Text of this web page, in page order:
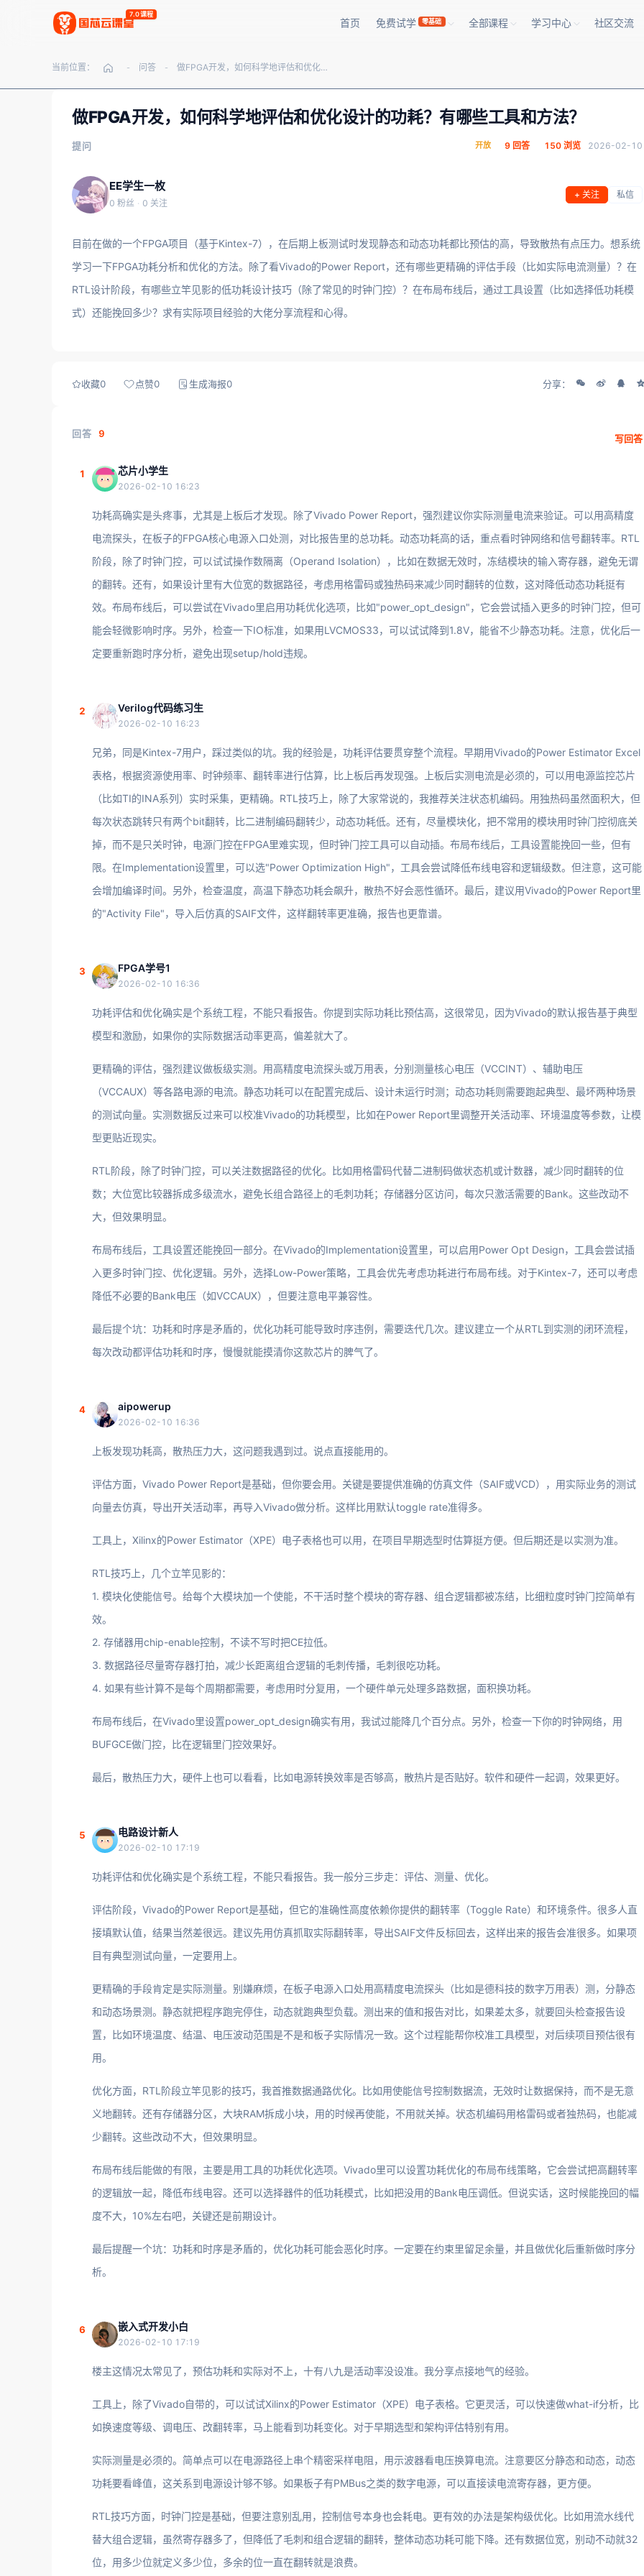
7.0课程
首页 免费试学 零基础 全部课程 学习中心 社区交流
当前位置： - 问答 - 做FPGA开发，如何科学地评估和优化设计的功耗？有哪些工具和方法？
做FPGA开发，如何科学地评估和优化设计的功耗？有哪些工具和方法？
提问 开放 9 回答 150 浏览 2026-02-10
EE学生一枚
0 粉丝 · 0 关注
+ 关注 私信
目前在做的一个FPGA项目（基于Kintex-7），在后期上板测试时发现静态和动态功耗都比预估的高，导致散热有点压力。想系统
学习一下FPGA功耗分析和优化的方法。除了看Vivado的Power Report，还有哪些更精确的评估手段（比如实际电流测量）？在
RTL设计阶段，有哪些立竿见影的低功耗设计技巧（除了常见的时钟门控）？在布局布线后，通过工具设置（比如选择低功耗模
式）还能挽回多少？求有实际项目经验的大佬分享流程和心得。
收藏0 点赞0 生成海报0 分享：
回答 9 写回答
1 芯片小学生
2026-02-10 16:23
功耗高确实是头疼事，尤其是上板后才发现。除了Vivado Power Report，强烈建议你实际测量电流来验证。可以用高精度
电流探头，在板子的FPGA核心电源入口处测，对比报告里的总功耗。动态功耗高的话，重点看时钟网络和信号翻转率。RTL
阶段，除了时钟门控，可以试试操作数隔离（Operand Isolation），比如在数据无效时，冻结模块的输入寄存器，避免无谓
的翻转。还有，如果设计里有大位宽的数据路径，考虑用格雷码或独热码来减少同时翻转的位数，这对降低动态功耗挺有
效。布局布线后，可以尝试在Vivado里启用功耗优化选项，比如"power_opt_design"，它会尝试插入更多的时钟门控，但可
能会轻微影响时序。另外，检查一下IO标准，如果用LVCMOS33，可以试试降到1.8V，能省不少静态功耗。注意，优化后一
定要重新跑时序分析，避免出现setup/hold违规。
2 Verilog代码练习生
2026-02-10 16:23
兄弟，同是Kintex-7用户，踩过类似的坑。我的经验是，功耗评估要贯穿整个流程。早期用Vivado的Power Estimator Excel
表格，根据资源使用率、时钟频率、翻转率进行估算，比上板后再发现强。上板后实测电流是必须的，可以用电源监控芯片
（比如TI的INA系列）实时采集，更精确。RTL技巧上，除了大家常说的，我推荐关注状态机编码。用独热码虽然面积大，但
每次状态跳转只有两个bit翻转，比二进制编码翻转少，动态功耗低。还有，尽量模块化，把不常用的模块用时钟门控彻底关
掉，而不是只关时钟，电源门控在FPGA里难实现，但时钟门控工具可以自动插。布局布线后，工具设置能挽回一些，但有
限。在Implementation设置里，可以选"Power Optimization High"，工具会尝试降低布线电容和逻辑级数。但注意，这可能
会增加编译时间。另外，检查温度，高温下静态功耗会飙升，散热不好会恶性循环。最后，建议用Vivado的Power Report里
的"Activity File"，导入后仿真的SAIF文件，这样翻转率更准确，报告也更靠谱。
3 FPGA学号1
2026-02-10 16:36
功耗评估和优化确实是个系统工程，不能只看报告。你提到实际功耗比预估高，这很常见，因为Vivado的默认报告基于典型
模型和激励，如果你的实际数据活动率更高，偏差就大了。
更精确的评估，强烈建议做板级实测。用高精度电流探头或万用表，分别测量核心电压（VCCINT）、辅助电压
（VCCAUX）等各路电源的电流。静态功耗可以在配置完成后、设计未运行时测；动态功耗则需要跑起典型、最坏两种场景
的测试向量。实测数据反过来可以校准Vivado的功耗模型，比如在Power Report里调整开关活动率、环境温度等参数，让模
型更贴近现实。
RTL阶段，除了时钟门控，可以关注数据路径的优化。比如用格雷码代替二进制码做状态机或计数器，减少同时翻转的位
数；大位宽比较器拆成多级流水，避免长组合路径上的毛刺功耗；存储器分区访问，每次只激活需要的Bank。这些改动不
大，但效果明显。
布局布线后，工具设置还能挽回一部分。在Vivado的Implementation设置里，可以启用Power Opt Design，工具会尝试插
入更多时钟门控、优化逻辑。另外，选择Low-Power策略，工具会优先考虑功耗进行布局布线。对于Kintex-7，还可以考虑
降低不必要的Bank电压（如VCCAUX），但要注意电平兼容性。
最后提个坑：功耗和时序是矛盾的，优化功耗可能导致时序违例，需要迭代几次。建议建立一个从RTL到实测的闭环流程，
每次改动都评估功耗和时序，慢慢就能摸清你这款芯片的脾气了。
4 aipowerup
2026-02-10 16:36
上板发现功耗高，散热压力大，这问题我遇到过。说点直接能用的。
评估方面，Vivado Power Report是基础，但你要会用。关键是要提供准确的仿真文件（SAIF或VCD），用实际业务的测试
向量去仿真，导出开关活动率，再导入Vivado做分析。这样比用默认toggle rate准得多。
工具上，Xilinx的Power Estimator（XPE）电子表格也可以用，在项目早期选型时估算挺方便。但后期还是以实测为准。
RTL技巧上，几个立竿见影的：
1. 模块化使能信号。给每个大模块加一个使能，不干活时整个模块的寄存器、组合逻辑都被冻结，比细粒度时钟门控简单有
效。
2. 存储器用chip-enable控制，不读不写时把CE拉低。
3. 数据路径尽量寄存器打拍，减少长距离组合逻辑的毛刺传播，毛刺很吃功耗。
4. 如果有些计算不是每个周期都需要，考虑用时分复用，一个硬件单元处理多路数据，面积换功耗。
布局布线后，在Vivado里设置power_opt_design确实有用，我试过能降几个百分点。另外，检查一下你的时钟网络，用
BUFGCE做门控，比在逻辑里门控效果好。
最后，散热压力大，硬件上也可以看看，比如电源转换效率是否够高，散热片是否贴好。软件和硬件一起调，效果更好。
5 电路设计新人
2026-02-10 17:19
功耗评估和优化确实是个系统工程，不能只看报告。我一般分三步走：评估、测量、优化。
评估阶段，Vivado的Power Report是基础，但它的准确性高度依赖你提供的翻转率（Toggle Rate）和环境条件。很多人直
接填默认值，结果当然差很远。建议先用仿真抓取实际翻转率，导出SAIF文件反标回去，这样出来的报告会准很多。如果项
目有典型测试向量，一定要用上。
更精确的手段肯定是实际测量。别嫌麻烦，在板子电源入口处用高精度电流探头（比如是德科技的数字万用表）测，分静态
和动态场景测。静态就把程序跑完停住，动态就跑典型负载。测出来的值和报告对比，如果差太多，就要回头检查报告设
置，比如环境温度、结温、电压波动范围是不是和板子实际情况一致。这个过程能帮你校准工具模型，对后续项目预估很有
用。
优化方面，RTL阶段立竿见影的技巧，我首推数据通路优化。比如用使能信号控制数据流，无效时让数据保持，而不是无意
义地翻转。还有存储器分区，大块RAM拆成小块，用的时候再使能，不用就关掉。状态机编码用格雷码或者独热码，也能减
少翻转。这些改动不大，但效果明显。
布局布线后能做的有限，主要是用工具的功耗优化选项。Vivado里可以设置功耗优化的布局布线策略，它会尝试把高翻转率
的逻辑放一起，降低布线电容。还可以选择器件的低功耗模式，比如把没用的Bank电压调低。但说实话，这时候能挽回的幅
度不大，10%左右吧，关键还是前期设计。
最后提醒一个坑：功耗和时序是矛盾的，优化功耗可能会恶化时序。一定要在约束里留足余量，并且做优化后重新做时序分
析。
6 嵌入式开发小白
2026-02-10 17:19
楼主这情况太常见了，预估功耗和实际对不上，十有八九是活动率没设准。我分享点接地气的经验。
工具上，除了Vivado自带的，可以试试Xilinx的Power Estimator（XPE）电子表格。它更灵活，可以快速做what-if分析，比
如换速度等级、调电压、改翻转率，马上能看到功耗变化。对于早期选型和架构评估特别有用。
实际测量是必须的。简单点可以在电源路径上串个精密采样电阻，用示波器看电压换算电流。注意要区分静态和动态，动态
功耗要看峰值，这关系到电源设计够不够。如果板子有PMBus之类的数字电源，可以直接读电流寄存器，更方便。
RTL技巧方面，时钟门控是基础，但要注意别乱用，控制信号本身也会耗电。更有效的办法是架构级优化。比如用流水线代
替大组合逻辑，虽然寄存器多了，但降低了毛刺和组合逻辑的翻转，整体动态功耗可能下降。还有数据位宽，别动不动就32
位，用多少位就定义多少位，多余的位一直在翻转就是浪费。